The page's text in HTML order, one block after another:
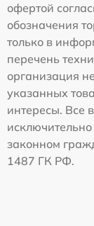
офертой
обозначения
только в
перечень
организация
указанных
интересы. Все
законном
1487 ГК РФ.